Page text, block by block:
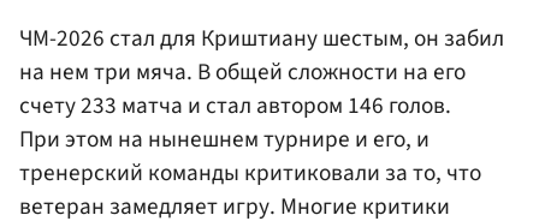
ЧМ-2026 стал для Криштиану шестым, он забил
на нем три мяча. В общей сложности на его
счету 233 матча и стал автором 146 голов.
При этом на нынешнем турнире и его, и
тренерский команды критиковали за то, что
ветеран замедляет игру. Многие критики